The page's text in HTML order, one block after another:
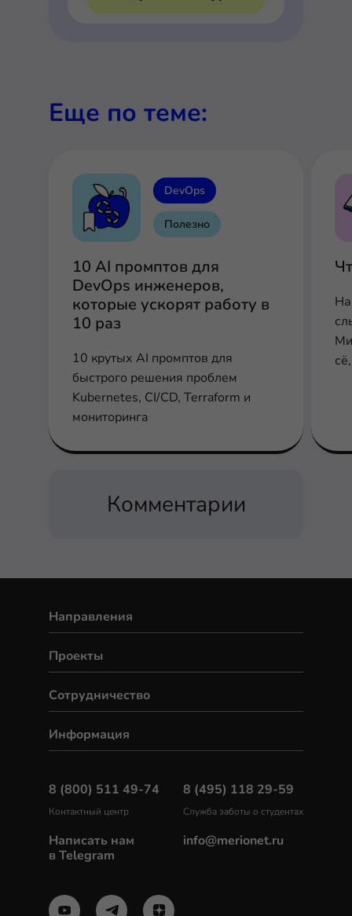
Еще по теме:
DevOps
Полезно
10 AI промптов для
DevOps инженеров,
которые ускорят работу в
10 раз
10 крутых AI промптов для
быстрого решения проблем
Kubernetes, CI/CD, Terraform и
мониторинга
Комментарии
Направления
Сотрудничество
Проекты
Информация
8 (800) 511 49-74
Контактный центр
Написать нам
в Telegram
8 (495) 118 29-59
Служба заботы о студентах
info@merionet.ru